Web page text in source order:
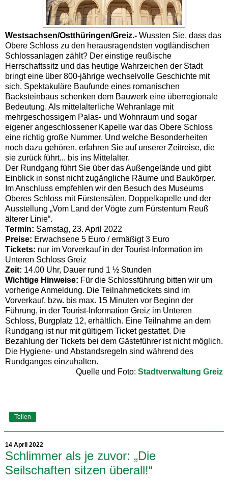
Westsachsen/Ostthüringen/Greiz.- Wussten Sie, dass das
Obere Schloss zu den herausragendsten vogtländischen
Schlossanlagen zählt? Der einstige reußische
Herrschaftssitz und das heutige Wahrzeichen der Stadt
bringt eine über 800-jährige wechselvolle Geschichte mit
sich. Spektakuläre Baufunde eines romanischen
Backsteinbaus schenken dem Bauwerk eine überregionale
Bedeutung. Als mittelalterliche Wehranlage mit
mehrgeschossigem Palas- und Wohnraum und sogar
eigener angeschlossener Kapelle war das Obere Schloss
eine richtig große Nummer. Und welche Besonderheiten
noch dazu gehören, erfahren Sie auf unserer Zeitreise, die
sie zurück führt... bis ins Mittelalter.
Der Rundgang führt Sie über das Außengelände und gibt
Einblick in sonst nicht zugängliche Räume und Baukörper.
Im Anschluss empfehlen wir den Besuch des Museums
Oberes Schloss mit Fürstensälen, Doppelkapelle und der
Ausstellung „Vom Land der Vögte zum Fürstentum Reuß
älterer Linie“.
Termin: Samstag, 23. April 2022
Preise: Erwachsene 5 Euro / ermäßigt 3 Euro
Tickets: nur im Vorverkauf in der Tourist-Information im
Unteren Schloss Greiz
Zeit: 14.00 Uhr, Dauer rund 1 ½ Stunden
Wichtige Hinweise: Für die Schlossführung bitten wir um
vorherige Anmeldung. Die Teilnahmetickets sind im
Vorverkauf, bzw. bis max. 15 Minuten vor Beginn der
Führung, in der Tourist-Information Greiz im Unteren
Schloss, Burgplatz 12, erhältlich. Eine Teilnahme an dem
Rundgang ist nur mit gültigem Ticket gestattet. Die
Bezahlung der Tickets bei dem Gästeführer ist nicht möglich.
Die Hygiene- und Abstandsregeln sind während des
Rundganges einzuhalten.
Quelle und Foto: Stadtverwaltung Greiz
Teilen
14 April 2022
Schlimmer als je zuvor: „Die
Seilschaften sitzen überall!“